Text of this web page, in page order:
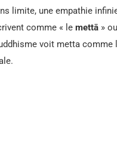
limite, une empathie
comme « le mettā »
voit metta comme